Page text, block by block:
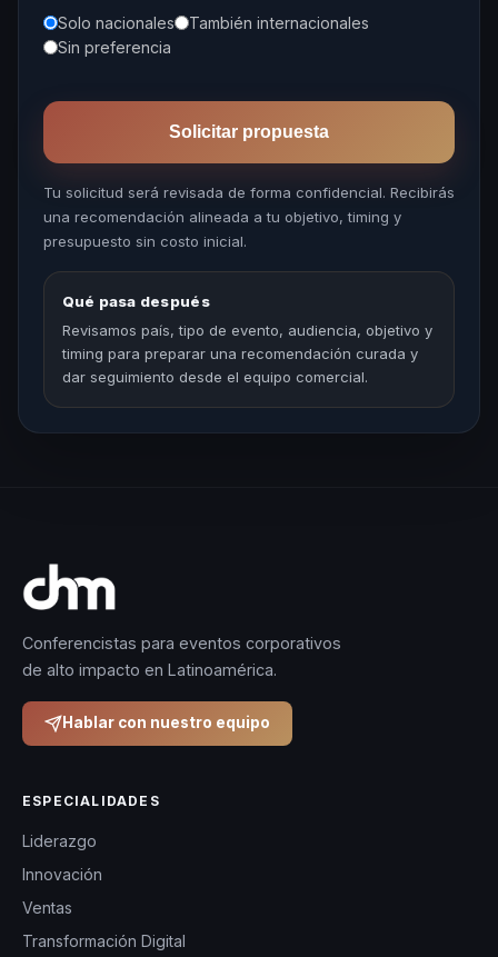
Solo nacionales
También internacionales
Sin preferencia
Solicitar propuesta
Tu solicitud será revisada de forma confidencial. Recibirás
una recomendación alineada a tu objetivo, timing y
presupuesto sin costo inicial.
Qué pasa después
Revisamos país, tipo de evento, audiencia, objetivo y
timing para preparar una recomendación curada y
dar seguimiento desde el equipo comercial.
Conferencistas para eventos corporativos
de alto impacto en Latinoamérica.
Hablar con nuestro equipo
ESPECIALIDADES
Liderazgo
Innovación
Ventas
Transformación Digital